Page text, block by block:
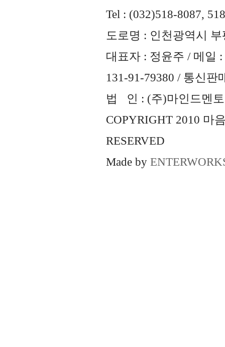
Tel : (032)518-8087,
도로명 : 인천광역시
대표자 : 정윤주 / 메일 :
131-91-79380 / 통신판
법 인 : (주)마인드멘토
COPYRIGHT 2010 마
RESERVED
Made by